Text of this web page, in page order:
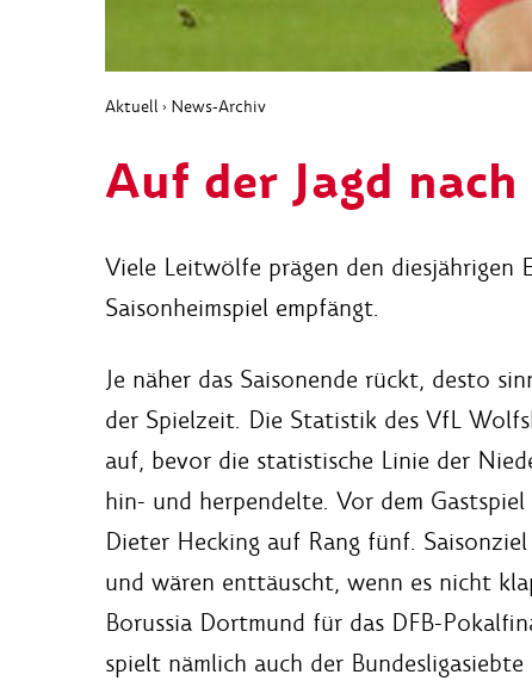
Aktuell › News-Archiv
Auf der Jagd
Viele Leitwölfe prägen den diesjährigen
Saisonheimspiel empfängt.
Je näher das Saisonende rückt, desto
der Spielzeit. Die Statistik des VfL
auf, bevor die statistische Linie der
hin- und herpendelte. Vor dem
Dieter Hecking auf Rang fünf.
und wären enttäuscht, wenn es nicht
Borussia Dortmund für das DFB-
spielt nämlich auch der